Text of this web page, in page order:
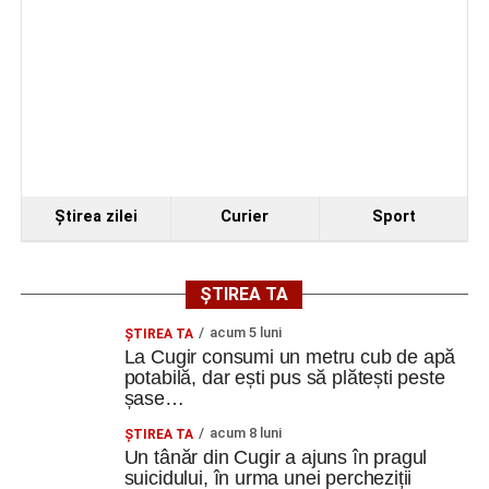
Cugir. Investiție de 65 de milioane de euro
Facebook Messenger WhatsApp Twitter Email
Ştirea zilei Curier Sport
ȘTIREA TA
ȘTIREA TA acum 5 luni
La Cugir consumi un metru cub de apă
potabilă, dar ești pus să plătești peste
șase…
ȘTIREA TA acum 8 luni
Un tânăr din Cugir a ajuns în pragul
suicidului, în urma unei percheziții